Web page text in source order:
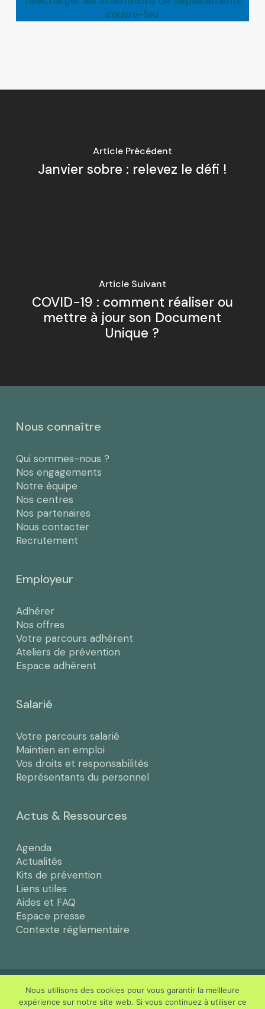
couvre-feu
Article Précédent
Janvier sobre : relevez le défi !
Article Suivant
COVID-19 : comment réaliser ou
mettre à jour son Document
Unique ?
Nous connaître
Qui sommes-nous ?
Nos engagements
Notre équipe
Nos centres
Nos partenaires
Nous contacter
Recrutement
Employeur
Adhérer
Nos offres
Votre parcours adhérent
Ateliers de prévention
Espace adhérent
Salarié
Votre parcours salarié
Maintien en emploi
Vos droits et responsabilités
Représentants du personnel
Actus & Ressources
Agenda
Actualités
Kits de prévention
Liens utiles
Aides et FAQ
Espace presse
Contexte réglementaire
© Efficience santé au travail -Certifié ISO 9001 & AFNOR
SPEC 2217 ‎- Mentions légales
Nous utilisons des cookies pour vous garantir la meilleure
expérience sur notre site web. Si vous continuez à utiliser ce